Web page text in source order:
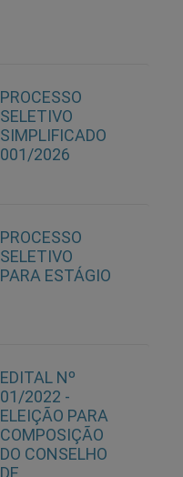
PROCESSO
SELETIVO
SIMPLIFICADO
001/2026
PROCESSO
SELETIVO
PARA ESTÁGIO
EDITAL Nº
01/2022 -
ELEIÇÃO PARA
COMPOSIÇÃO
DO CONSELHO